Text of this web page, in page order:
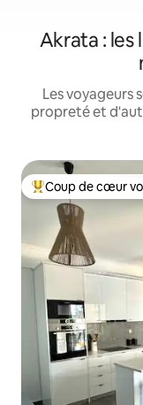
Akrata : les
Les voyageurs
propreté et
Coup de cœur
Coup de cœur